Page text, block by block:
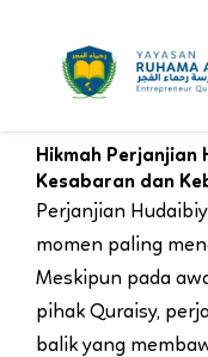
Hikmah Perjanjian
Kesabaran dan
Perjanjian
momen paling
Meskipun pada
pihak Quraisy,
balik yang